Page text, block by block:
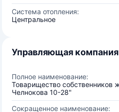
Система отопления:
Центральное
Управляющая компания
Полное наименование:
Товарищество собственников
Челнокова 10-28"
Сокращенное наименование: